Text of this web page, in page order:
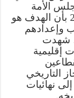
الأمة
العشرين في 18 تشرين الثاني 2024 بأن الهدف هو
وإعدادهم
شهدت
إقليمية
التاريخي
نهائيات